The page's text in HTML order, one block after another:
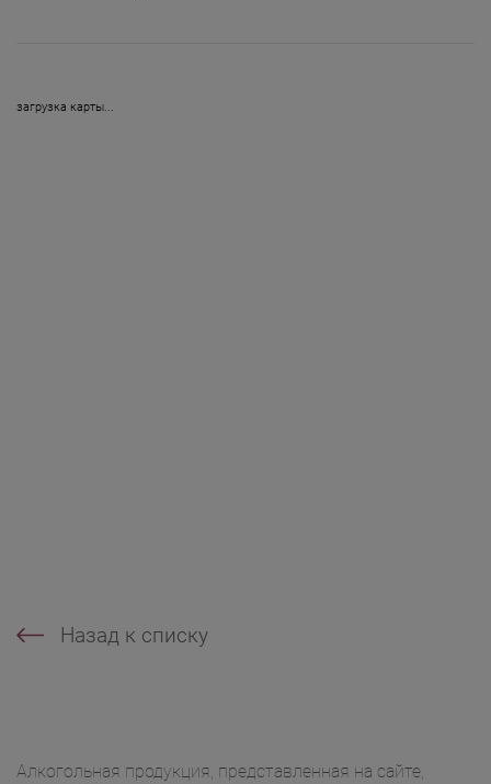
загрузка карты...
Назад к списку
Алкогольная продукция, представленная на сайте,